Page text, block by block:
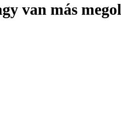
van más